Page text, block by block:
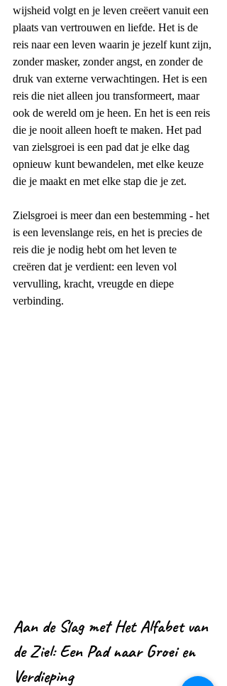
wijsheid volgt en je leven creëert vanuit een
plaats van vertrouwen en liefde. Het is de
reis naar een leven waarin je jezelf kunt zijn,
zonder masker, zonder angst, en zonder de
druk van externe verwachtingen. Het is een
reis die niet alleen jou transformeert, maar
ook de wereld om je heen. En het is een reis
die je nooit alleen hoeft te maken. Het pad
van zielsgroei is een pad dat je elke dag
opnieuw kunt bewandelen, met elke keuze
die je maakt en met elke stap die je zet.
Zielsgroei is meer dan een bestemming - het
is een levenslange reis, en het is precies de
reis die je nodig hebt om het leven te
creëren dat je verdient: een leven vol
vervulling, kracht, vreugde en diepe
verbinding.
Aan de Slag met Het Alfabet van
de Ziel: Een Pad naar Groei en
Verdieping